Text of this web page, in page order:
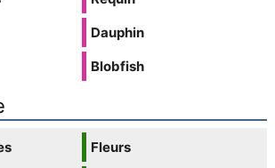
Dauphin
Blobfish
Fleurs